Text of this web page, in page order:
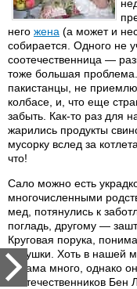
него жена (а может и
собирается. Одного не
соотечественница —
тоже большая
пакистанцы, не
колбасе, и, что еще
забыть. Как-то раз для
жарились продукты
мусорку вслед за
что!
Сало можно есть
многочисленными
мед, потянулись к
погладь, другому —
Круговая порука,
девушки. Хоть в нашей
ислама много, однако
соотечественников Бен